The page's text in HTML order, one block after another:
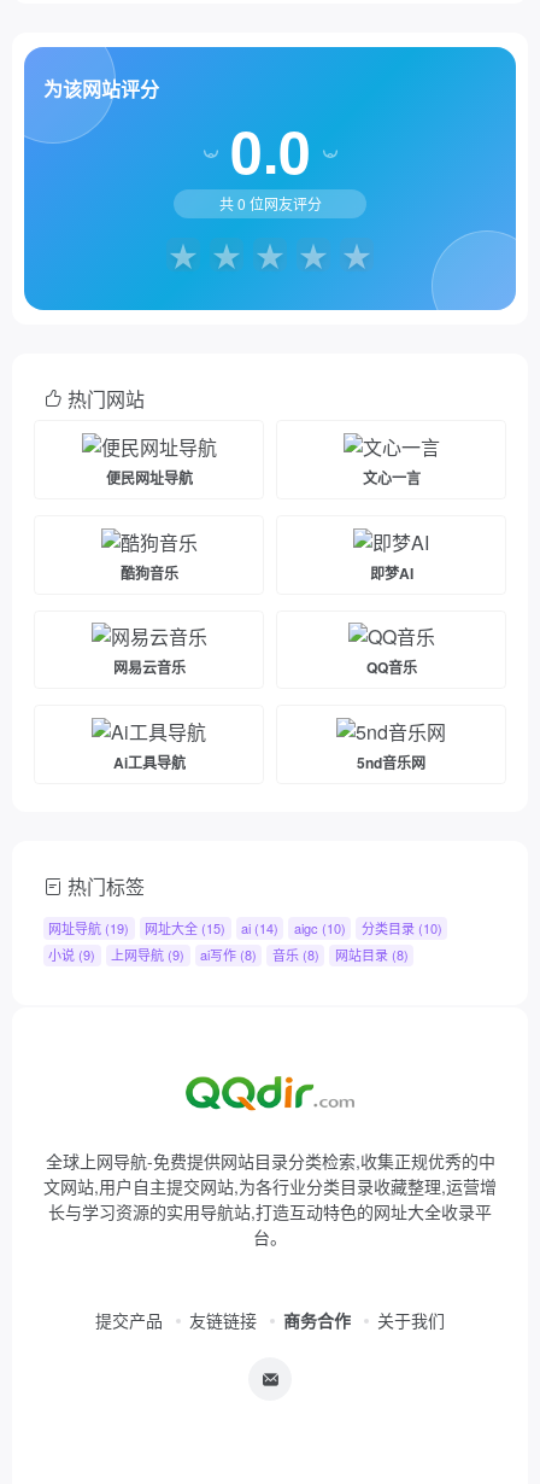
为该网站评分
0.0
共0 位网友评分
热门网站
便民网址导航 文心一言
酷狗音乐 即梦AI
网易云音乐 QQ音乐
Ai工具导航 5nd音乐网
热门标签
网址导航 (19) 网址大全 (15) ai (14) aigc (10) 分类目录 (10)
小说 (9) 上网导航 (9) ai写作 (8) 音乐 (8) 网站目录 (8)
全球上网导航-免费提供网站目录分类检索,收集正规优秀的中
文网站,用户自主提交网站,为各行业分类目录收藏整理,运营增
长与学习资源的实用导航站,打造互动特色的网址大全收录平
台。
提交产品 友链链接 商务合作 关于我们